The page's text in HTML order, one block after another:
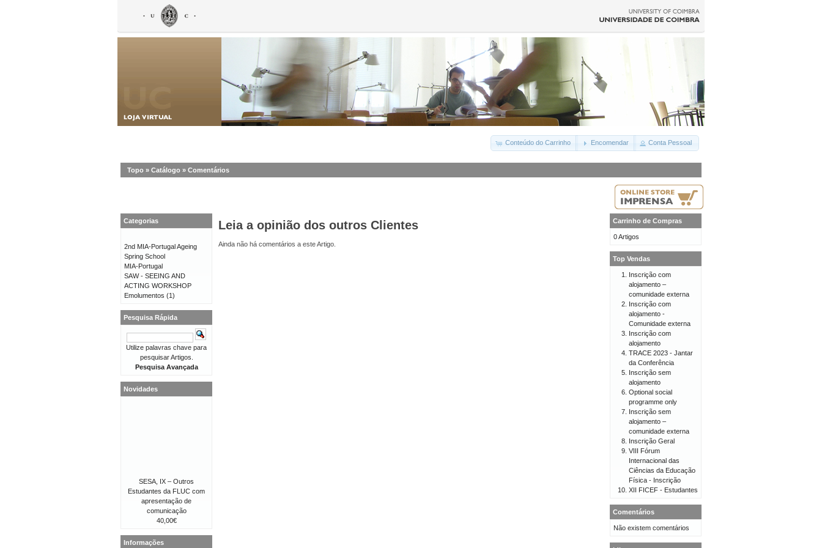
Conteúdo do Carrinho Encomendar Conta Pessoal
Topo » Catálogo » Comentários
Leia a opinião dos outros Clientes
Ainda não há comentários a este Artigo.
Categorias
2nd MIA-Portugal Ageing
Spring School
MIA-Portugal
SAW - SEEING AND
ACTING WORKSHOP
Emolumentos (1)
Pesquisa Rápida
Utilize palavras chave para
pesquisar Artigos.
Pesquisa Avançada
Novidades
SESA, IX – Outros
Estudantes da FLUC com
apresentação de
comunicação
40,00€
Informações
Carrinho de Compras
0 Artigos
Top Vendas
Inscrição com
alojamento –
comunidade externa
Inscrição com
alojamento -
Comunidade externa
Inscrição com
alojamento
TRACE 2023 - Jantar
da Conferência
Inscrição sem
alojamento
Optional social
programme only
Inscrição sem
alojamento –
comunidade externa
Inscrição Geral
VIII Fórum
Internacional das
Ciências da Educação
Física - Inscrição
XII FICEF - Estudantes
Comentários
Não existem comentários